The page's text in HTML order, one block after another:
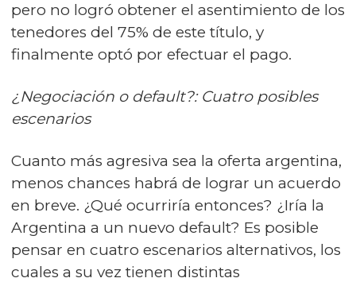
pero no logró obtener el asentimiento de los
tenedores del 75% de este título, y
finalmente optó por efectuar el pago.
¿Negociación o default?: Cuatro posibles
escenarios
Cuanto más agresiva sea la oferta argentina,
menos chances habrá de lograr un acuerdo
en breve. ¿Qué ocurriría entonces? ¿Iría la
Argentina a un nuevo default? Es posible
pensar en cuatro escenarios alternativos, los
cuales a su vez tienen distintas